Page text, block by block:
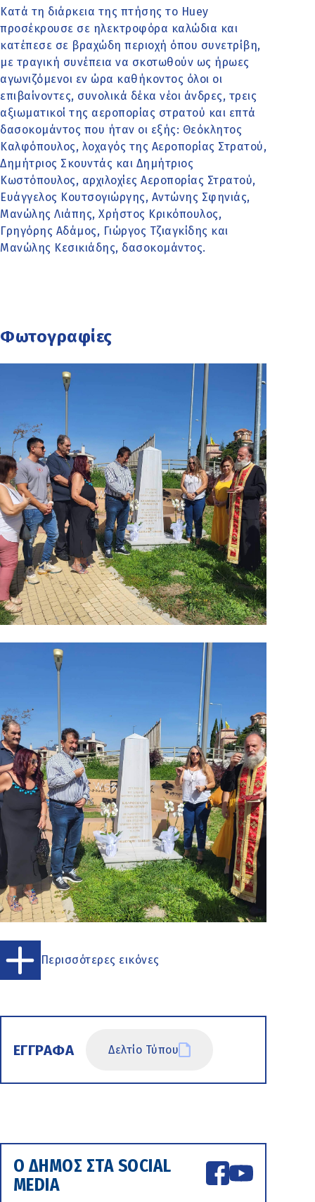
Κατά τη διάρκεια της πτήσης το Huey
προσέκρουσε σε ηλεκτροφόρα καλώδια και
κατέπεσε σε βραχώδη περιοχή όπου συνετρίβη,
με τραγική συνέπεια να σκοτωθούν ως ήρωες
αγωνιζόμενοι εν ώρα καθήκοντος όλοι οι
επιβαίνοντες, συνολικά δέκα νέοι άνδρες, τρεις
αξιωματικοί της αεροπορίας στρατού και επτά
δασοκομάντος που ήταν οι εξής: Θεόκλητος
Καλφόπουλος, λοχαγός της Αεροπορίας Στρατού,
Δημήτριος Σκουντάς και Δημήτριος
Κωστόπουλος, αρχιλοχίες Αεροπορίας Στρατού,
Ευάγγελος Κουτσογιώργης, Αντώνης Σφηνιάς,
Μανώλης Λιάπης, Χρήστος Κρικόπουλος,
Γρηγόρης Αδάμος, Γιώργος Τζιαγκίδης και
Μανώλης Κεσικιάδης, δασοκομάντος.
Φωτογραφίες
Περισσότερες εικόνες
ΕΓΓΡΑΦΑ Δελτίο Τύπου
Ο ΔΗΜΟΣ ΣΤΑ SOCIAL
MEDIA